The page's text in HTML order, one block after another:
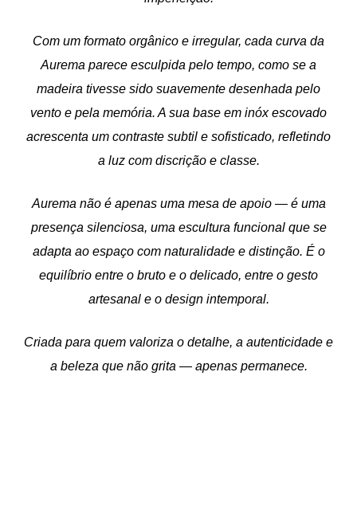
Com um formato orgânico e irregular, cada curva da
Aurema parece esculpida pelo tempo, como se a
madeira tivesse sido suavemente desenhada pelo
vento e pela memória. A sua base em inóx escovado
acrescenta um contraste subtil e sofisticado, refletindo
a luz com discrição e classe.
Aurema não é apenas uma mesa de apoio — é uma
presença silenciosa, uma escultura funcional que se
adapta ao espaço com naturalidade e distinção. É o
equilíbrio entre o bruto e o delicado, entre o gesto
artesanal e o design intemporal.
Criada para quem valoriza o detalhe, a autenticidade e
a beleza que não grita — apenas permanece.